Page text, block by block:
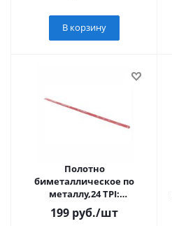
В корзину
Полотно
биметаллическое по
металлу,24 TPI:
универсальный рез, 300
мм, гибкое,
199 руб./шт